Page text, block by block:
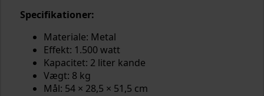
Specifikationer:
Materiale: Metal
Effekt: 1.500 watt
Kapacitet: 2 liter kande
Vægt: 8 kg
Mål: 54 × 28,5 × 51,5 cm